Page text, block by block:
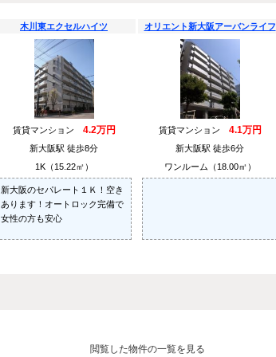
木川東エクセルハイツ
賃貸マンション 4.2万円
新大阪駅 徒歩8分
1K（15.22㎡）
新大阪のセパレート１Ｋ！空き
あります！オートロック完備で
女性の方も安心
オリエント新大阪アーバンライフ
賃貸マンション 4.1万円
新大阪駅 徒歩6分
ワンルーム（18.00㎡）
閲覧した物件の一覧を見る